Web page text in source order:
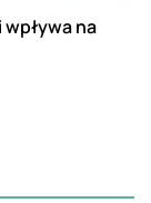
na